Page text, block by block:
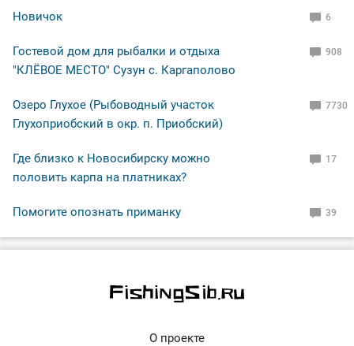
Новичок 6
Гостевой дом для рыбалки и отдыха
"КЛЁВОЕ МЕСТО" Сузун с. Каргаполово
908
Озеро Глухое (Рыбоводный участок
Глухоприобский в окр. п. Приобский)
7730
Где близко к Новосибирску можно
половить карпа на платниках?
17
Помогите опознать приманку 39
О проекте